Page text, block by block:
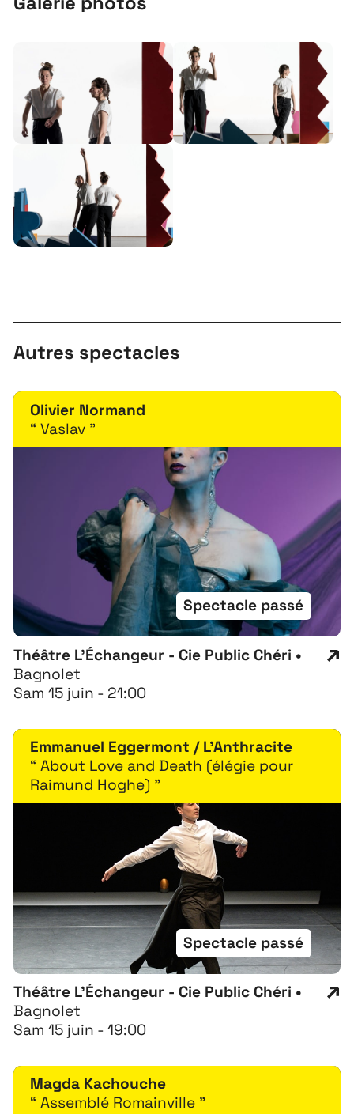
Autres spectacles
Théâtre L'Échangeur - Cie Public Chéri •
Bagnolet
Sam 15 juin - 21:00
Spectacle passé
Olivier Normand
“ Vaslav ”
Théâtre L'Échangeur - Cie Public Chéri •
Bagnolet
Sam 15 juin - 19:00
Spectacle passé
Emmanuel Eggermont / L'Anthracite
“ About Love and Death (élégie pour
Raimund Hoghe) ”
Magda Kachouche
“ Assemblé Romainville ”